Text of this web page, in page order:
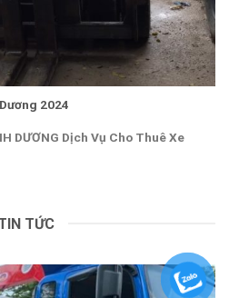
2024
DƯƠNG Dịch Vụ Cho Thuê Xe
TỨC